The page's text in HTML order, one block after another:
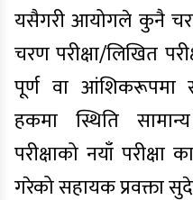
यसैगरी आयोगले कुनै
चरण परीक्षा/लिखित
पूर्ण वा आंशिकरूपमा
हकमा स्थिति
परीक्षाको नयाँ परीक्षा
गरेको सहायक प्रवक्ता